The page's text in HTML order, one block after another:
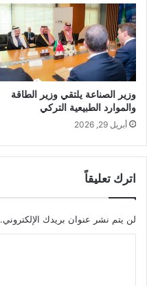
وزير الصناعة يلتقي وزير الطاقة
والموارد الطبيعية التركي
أبريل 29, 2026
اترك تعليقاً
لن يتم نشر عنوان بريدك الإلكتروني.